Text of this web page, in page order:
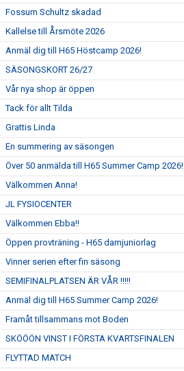
JL FYSIOCENTER
IDROTTSFÖRSÄKRINGAR
Fossum Schultz skadad
Kallelse till Årsmöte 2026
Anmäl dig till H65 Höstcamp 2026!
SÄSONGSKORT 26/27
Vår nya shop är öppen
Tack för allt Tilda
Grattis Linda
En summering av säsongen
Över 50 anmälda till H65 Summer Camp 2026!
Välkommen Anna!
JL FYSIOCENTER
Välkommen Ebba!!
Öppen provträning - H65 damjuniorlag
Vinner serien efter fin säsong
SEMIFINALPLATSEN ÄR VÅR !!!!!
Anmäl dig till H65 Summer Camp 2026!
Framåt tillsammans mot Boden
SKÖÖÖN VINST I FÖRSTA KVARTSFINALEN
FLYTTAD MATCH